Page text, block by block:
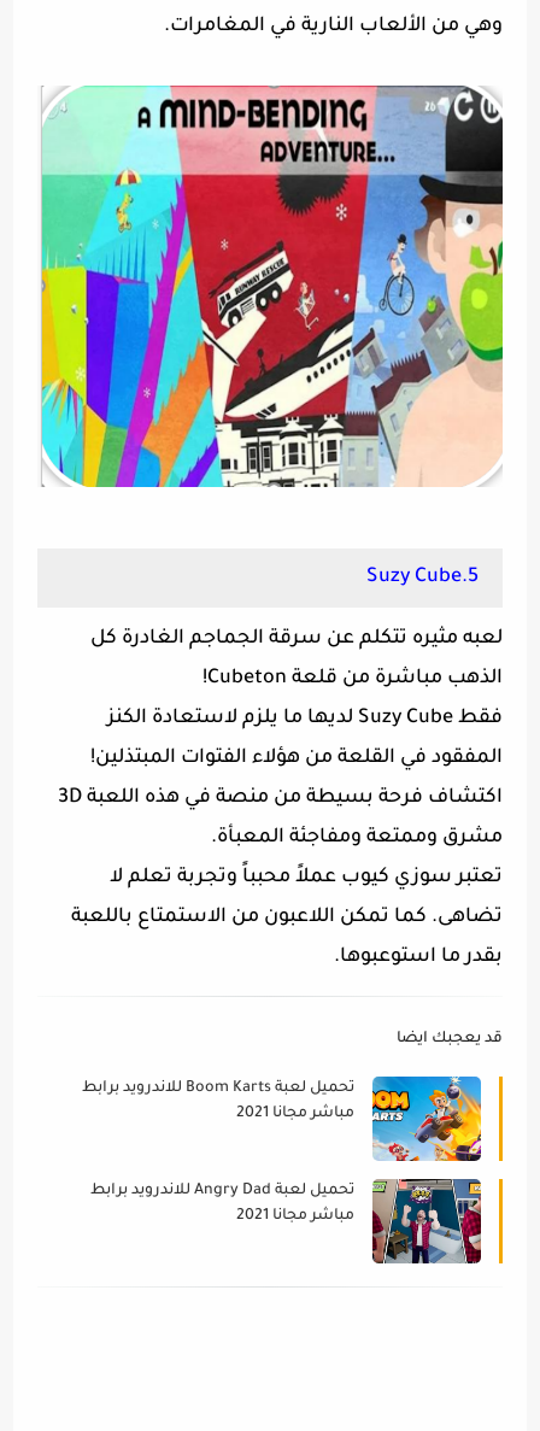
وهي من الألعاب النارية في المغامرات.
5.Suzy Cube
لعبه مثيره تتكلم عن سرقة الجماجم الغادرة كل
الذهب مباشرة من قلعة Cubeton!
فقط Suzy Cube لديها ما يلزم لاستعادة الكنز
المفقود في القلعة من هؤلاء الفتوات المبتذلين!
اكتشاف فرحة بسيطة من منصة في هذه اللعبة 3D
مشرق وممتعة ومفاجئة المعبأة.
تعتبر سوزي كيوب عملاً محبباً وتجربة تعلم لا
تضاهى. كما تمكن اللاعبون من الاستمتاع باللعبة
بقدر ما استوعبوها.
قد يعجبك ايضا
تحميل لعبة Boom Karts للاندرويد برابط
مباشر مجانا 2021
تحميل لعبة Angry Dad للاندرويد برابط
مباشر مجانا 2021